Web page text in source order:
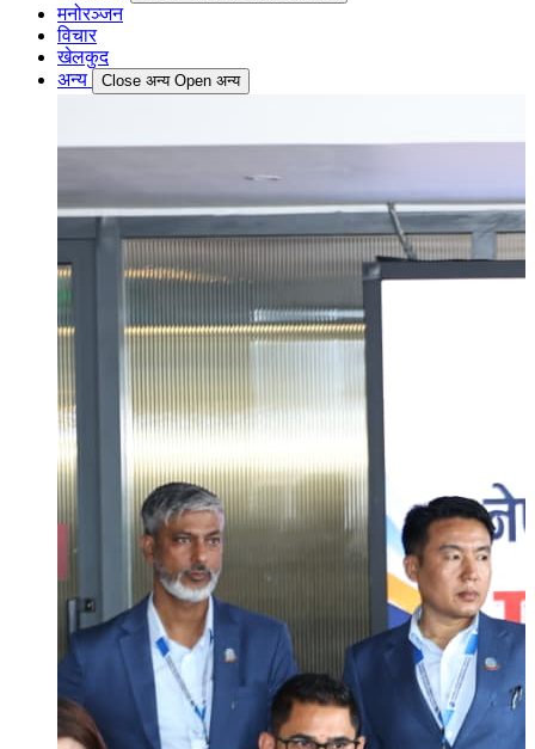
मनोरञ्जन
विचार
खेलकुद
अन्य
Close अन्य Open अन्य